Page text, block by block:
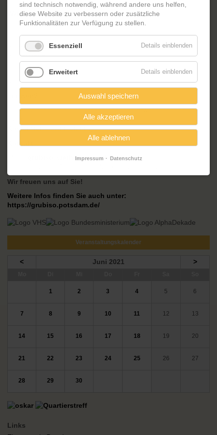
Wann und wo?
Dienstag 16:00 - 19:00 Uhr im Bürgerhaus, Schilfhof 28
Mittwoch 16:00 - 19:00 Uhr im Friedrich-Reinsch-Haus,
Milanhorst 9
Donnerstag 9:00 - 12:00 Uhr im Friedrich-Reinsch-Haus,
Milanhorst 9
Unser Angebot ist für deutschsprechende Erwachsene (ab 16
KostenfreimitAnmeldung
Kontakt:
grubiso@rathaus.potsdam.de, Telefon: 0331 289-6285
Wir freuen uns auf Sie!
Weitere Infos finden Sie auch unter:
https://grubiso.potsdam.de/
Veranstaltungskalender
< Juni 2021 >
1 2 3 4 5 6
7 8 9 10 11 12 13
14 15 16 17 18 19 20
21 22 23 24 25 26 27
28 29 30
Links
sind technisch notwendig, während andere uns helfen,
diese Website zu verbessern oder zusätzliche
Funktionalitäten zur Verfügung zu stellen.
Essenziell Details einblenden
Erweitert Details einblenden
Auswahl speichern
Alle akzeptieren
Alle ablehnen
Impressum Datenschutz